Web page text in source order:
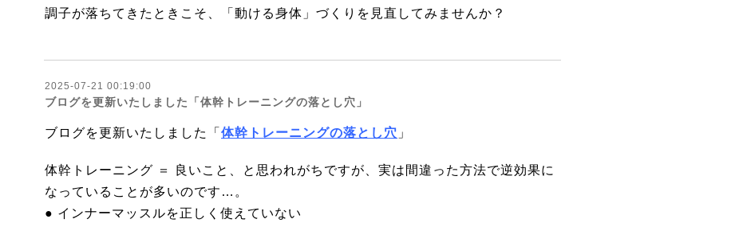
調子が落ちてきたときこそ、「動ける身体」づくりを見直してみませんか？
2025-07-21 00:19:00
ブログを更新いたしました「体幹トレーニングの落とし穴」
ブログを更新いたしました「 体幹トレーニングの落とし穴 」
体幹トレーニング ＝ 良いこと、と思われがちですが、実は間違った方法で逆効果に
なっていることが多いのです…。
● インナーマッスルを正しく使えていない